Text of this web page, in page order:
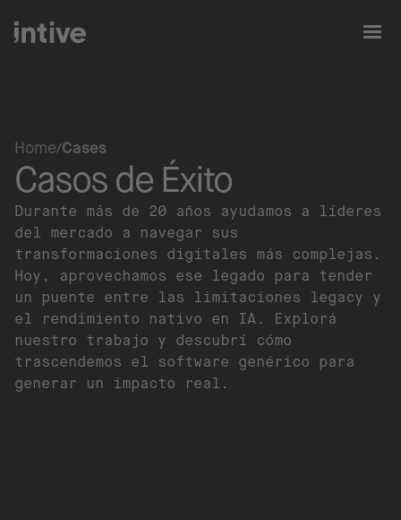
Home Cases
Casos de Éxito
Durante más de 20 años ayudamos a líderes
del mercado a navegar sus
transformaciones digitales más complejas.
Hoy, aprovechamos ese legado para tender
un puente entre las limitaciones legacy y
el rendimiento nativo en IA. Explorá
nuestro trabajo y descubrí cómo
trascendemos el software genérico para
generar un impacto real.